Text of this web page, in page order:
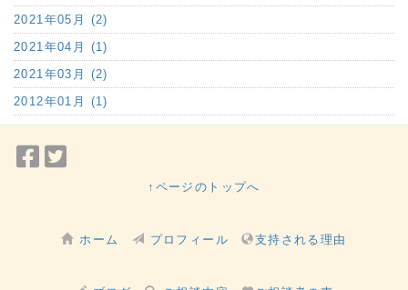
2021年05月 (2)
2021年04月 (1)
2021年03月 (2)
2012年01月 (1)
Facebook
ェ
↑ページのトップへ
ホーム プロフィール 支持される理由